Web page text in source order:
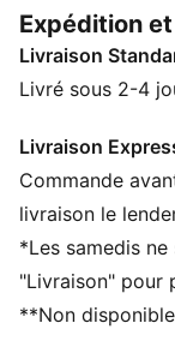
style ultime.
Confectionné
DÉTAILS
Coupe régulière
Jacquard
Ensemble assorti
Détails de
Expédition
Livraison
Livré sous 2-4
Livraison
Commande
livraison le
*Les samedis
"Livraison" pour
**Non